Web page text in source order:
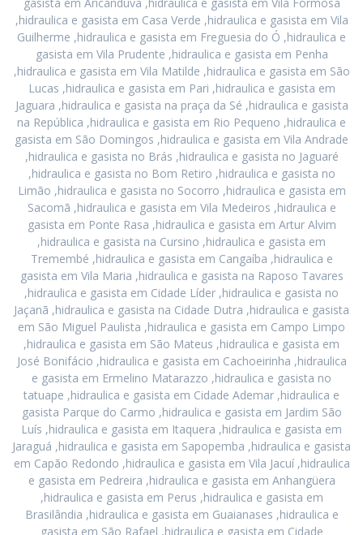
gasista em Aricanduva ,hidraulica e gasista em Vila Formosa
,hidraulica e gasista em Casa Verde ,hidraulica e gasista em Vila
Guilherme ,hidraulica e gasista em Freguesia do Ó ,hidraulica e
gasista em Vila Prudente ,hidraulica e gasista em Penha
,hidraulica e gasista em Vila Matilde ,hidraulica e gasista em São
Lucas ,hidraulica e gasista em Pari ,hidraulica e gasista em
Jaguara ,hidraulica e gasista na praça da Sé ,hidraulica e gasista
na República ,hidraulica e gasista em Rio Pequeno ,hidraulica e
gasista em São Domingos ,hidraulica e gasista em Vila Andrade
,hidraulica e gasista no Brás ,hidraulica e gasista no Jaguaré
,hidraulica e gasista no Bom Retiro ,hidraulica e gasista no
Limão ,hidraulica e gasista no Socorro ,hidraulica e gasista em
Sacomã ,hidraulica e gasista em Vila Medeiros ,hidraulica e
gasista em Ponte Rasa ,hidraulica e gasista em Artur Alvim
,hidraulica e gasista na Cursino ,hidraulica e gasista em
Tremembé ,hidraulica e gasista em Cangaíba ,hidraulica e
gasista em Vila Maria ,hidraulica e gasista na Raposo Tavares
,hidraulica e gasista em Cidade Líder ,hidraulica e gasista no
Jaçanã ,hidraulica e gasista na Cidade Dutra ,hidraulica e gasista
em São Miguel Paulista ,hidraulica e gasista em Campo Limpo
,hidraulica e gasista em São Mateus ,hidraulica e gasista em
José Bonifácio ,hidraulica e gasista em Cachoeirinha ,hidraulica
e gasista em Ermelino Matarazzo ,hidraulica e gasista no
tatuape ,hidraulica e gasista em Cidade Ademar ,hidraulica e
gasista Parque do Carmo ,hidraulica e gasista em Jardim São
Luís ,hidraulica e gasista em Itaquera ,hidraulica e gasista em
Jaraguá ,hidraulica e gasista em Sapopemba ,hidraulica e gasista
em Capão Redondo ,hidraulica e gasista em Vila Jacuí ,hidraulica
e gasista em Pedreira ,hidraulica e gasista em Anhangüera
,hidraulica e gasista em Perus ,hidraulica e gasista em
Brasilândia ,hidraulica e gasista em Guaianases ,hidraulica e
gasista em São Rafael ,hidraulica e gasista em Cidade